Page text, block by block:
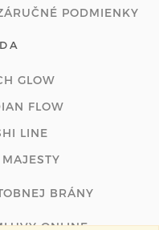
PODMIENKY
GLOW
FLOW
LINE
BRÁNY
ONLINE